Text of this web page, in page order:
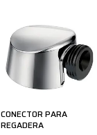
CONECTOR PARA
REGADERA